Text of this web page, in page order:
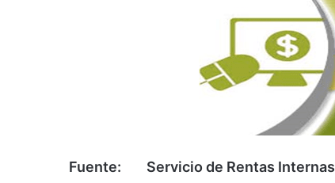
Fuente: Servicio de Rentas Internas